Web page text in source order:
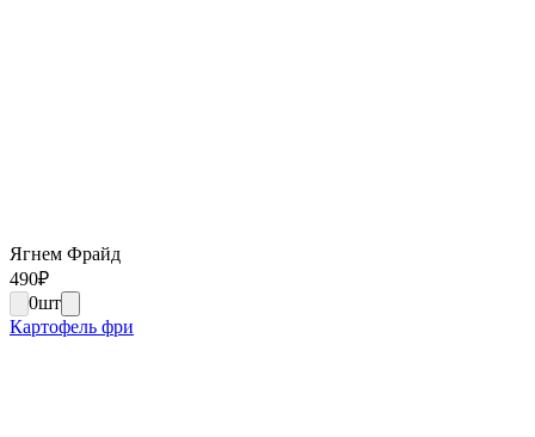
Ягнем Фрайд
490₽
0шт
Картофель фри